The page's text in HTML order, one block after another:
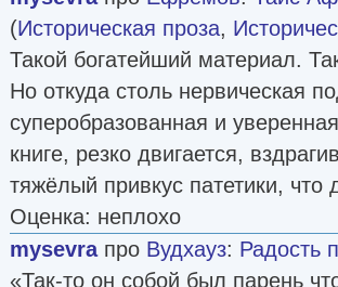
(Историческая проза,
Такой богатейший материал.
Но откуда столь нервическая
суперобразованная и
книге, резко двигается,
тяжёлый привкус патетики, что
Оценка: неплохо
mysevraпро Вудхауз: Радость
«Так-то он собой был парень